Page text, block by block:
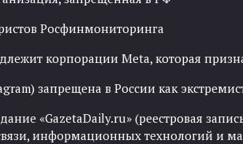
Росфинмониторинга
корпорации Meta, которая
запрещена в России как
«GazetaDaily.ru» (реестровая
информационных технологий и